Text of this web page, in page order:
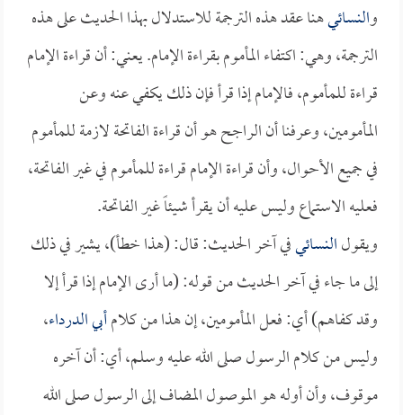
والنسائيهنا عقد هذه الترجمة للاستدلال بهذا الحديث على هذه
الترجمة، وهي: اكتفاء المأموم بقراءة الإمام. يعني: أن قراءة الإمام
قراءة للمأموم، فالإمام إذا قرأ فإن ذلك يكفي عنه وعن
المأمومين، وعرفنا أن الراجح هو أن قراءة الفاتحة لازمة للمأموم
في جميع الأحوال، وأن قراءة الإمام قراءة للمأموم في غير الفاتحة،
فعليه الاستماع وليس عليه أن يقرأ شيئاً غير الفاتحة.
ويقولالنسائيفي آخر الحديث: قال: (هذا خطأ)، يشير في ذلك
إلى ما جاء في آخر الحديث من قوله: (ما أرى الإمام إذا قرأ إلا
وقد كفاهم) أي: فعل المأمومين، إن هذا من كلامأبي الدرداء،
وليس من كلام الرسول صلى الله عليه وسلم، أي: أن آخره
موقوف، وأن أوله هو الموصول المضاف إلى الرسول صلى الله